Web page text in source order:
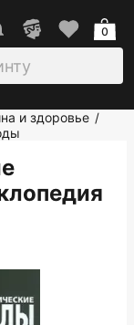
0
и здоровье /